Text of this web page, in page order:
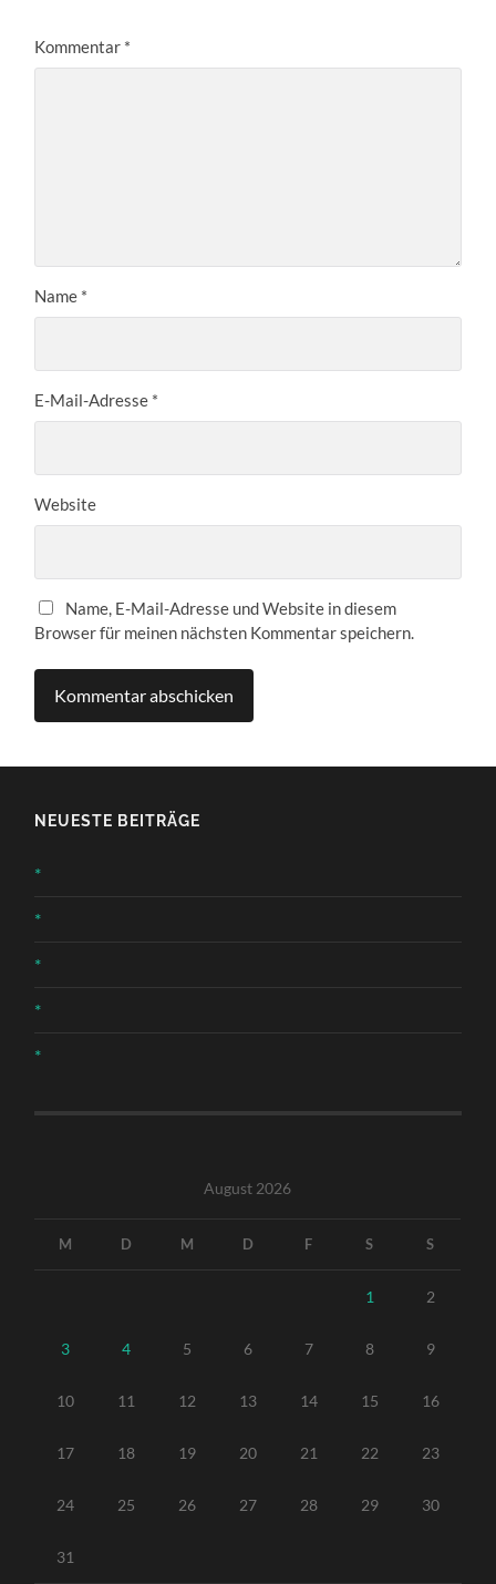
Kommentar *
Name *
E-Mail-Adresse *
Website
Name, E-Mail-Adresse und Website in diesem
Browser für meinen nächsten Kommentar speichern.
NEUESTE BEITRÄGE
*
*
*
*
*
August 2026
M D M D F S S
1 2
3 4 5 6 7 8 9
10 11 12 13 14 15 16
17 18 19 20 21 22 23
24 25 26 27 28 29 30
31